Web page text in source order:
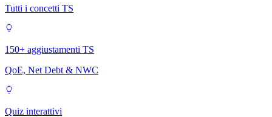
Tutti i concetti TS
150+ aggiustamenti TS
QoE, Net Debt & NWC
Quiz interattivi